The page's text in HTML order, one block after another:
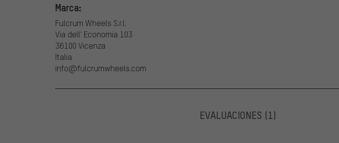
Marca:
Fulcrum Wheels S.r.l.
Via dell' Economia 103
36100 Vicenza
Italia
info@fulcrumwheels.com
EVALUACIONES (1)